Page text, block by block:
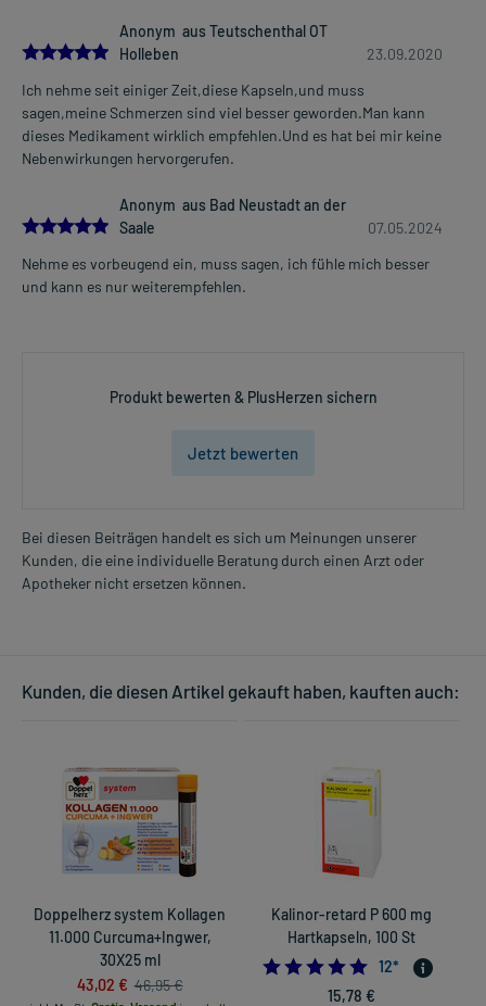
5.0
Anonym aus Teutschenthal OT
Holleben
23.09.2020
Ich nehme seit einiger Zeit,diese Kapseln,und muss
sagen,meine Schmerzen sind viel besser geworden.Man kann
dieses Medikament wirklich empfehlen.Und es hat bei mir keine
Nebenwirkungen hervorgerufen.
5.0
Anonym aus Bad Neustadt an der
Saale
07.05.2024
Nehme es vorbeugend ein, muss sagen, ich fühle mich besser
und kann es nur weiterempfehlen.
Produkt bewerten & PlusHerzen sichern
Jetzt bewerten
Bei diesen Beiträgen handelt es sich um Meinungen unserer
Kunden, die eine individuelle Beratung durch einen Arzt oder
Apotheker nicht ersetzen können.
Kunden, die diesen Artikel gekauft haben, kauften auch:
Doppelherz system Kollagen
11.000 Curcuma+Ingwer,
30X25 ml
43,02 € 46,95 €
Kalinor-retard P 600 mg
Hartkapseln, 100 St
5.0
12*
15,78 €